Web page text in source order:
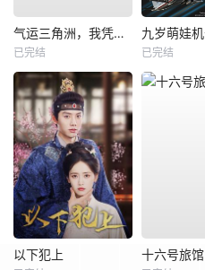
气运三角洲，我凭操作吊打全球
已完结 已完结
以下犯上 十六号旅馆